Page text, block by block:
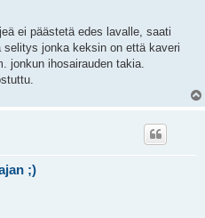
ei päästetä edes lavalle, saati
jonka keksin on että kaveri
jonkun ihosairauden takia.
;)